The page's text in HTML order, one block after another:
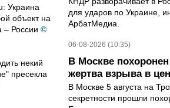
Украина
объект на
– России ©
некий
пресекла
для ударов по Украине,
АрбатМедиа.
06-08-2026 (10:35)
В Москве
жертва взрыва в
В Москве 5 августа на
секретности прошли